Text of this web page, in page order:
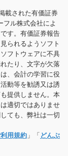
載された有価証券
ル株式会社によ
す。有価証券報告
られるようソフト
フトウェアに不具
たり、文字が欠落
、会計の学習に役
動等を勧誘又は誘
提供しません。本
適切ではありませ
ても、弊社は一切
用規約 」「 どんぶ